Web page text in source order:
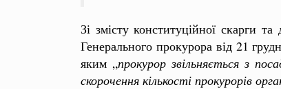
Зі змісту конституційної скарги
Генерального прокурора від 21
яким „прокурор звільняється з
скорочення кількості прокурорів